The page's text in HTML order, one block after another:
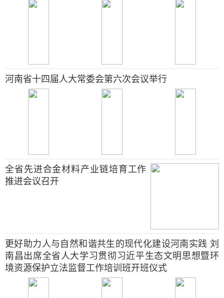
河南省十四届人大常委会第六次会议举行
全省先进合金材料产业链培育工作
推进会议召开
更好助力人与自然和谐共生的现代化建设河南实践 刘
南昌出席全省人大学习贯彻习近平生态文明思想暨环
境资源保护立法监督工作培训班开班仪式